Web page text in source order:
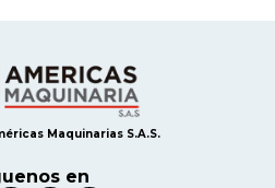
Maquinarias S.A.S.
en